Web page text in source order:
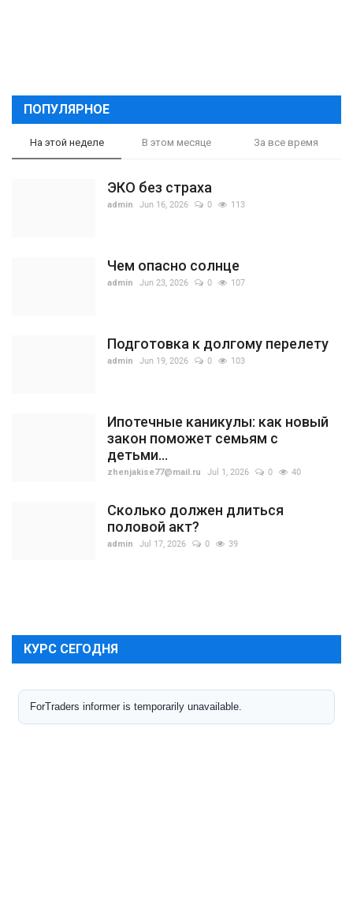
ПОПУЛЯРНОЕ
На этой неделе В этом месяце За все время
ЭКО без страха
admin Jun 16, 2026 0 113
Чем опасно солнце
admin Jun 23, 2026 0 107
Подготовка к долгому перелету
admin Jun 19, 2026 0 103
Ипотечные каникулы: как новый
закон поможет семьям с
детьми...
zhenjakise77@mail.ru Jul 1, 2026 0 40
Сколько должен длиться
половой акт?
admin Jul 17, 2026 0 39
КУРС СЕГОДНЯ